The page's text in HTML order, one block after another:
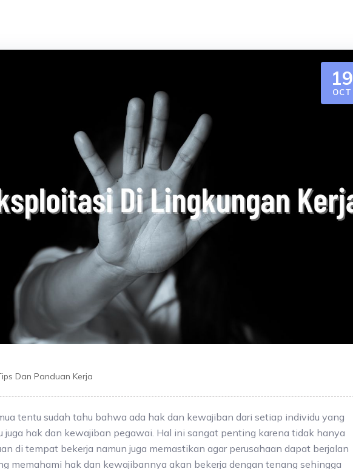
19
OCT
Dan Panduan Kerja
tentu sudah tahu bahwa ada hak dan kewajiban dari setiap individu yang
juga hak dan kewajiban pegawai. Hal ini sangat penting karena tidak hanya
di tempat bekerja namun juga memastikan agar perusahaan dapat berjalan
memahami hak dan kewajibannya akan bekerja dengan tenang sehingga